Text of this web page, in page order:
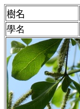
樹名
學名